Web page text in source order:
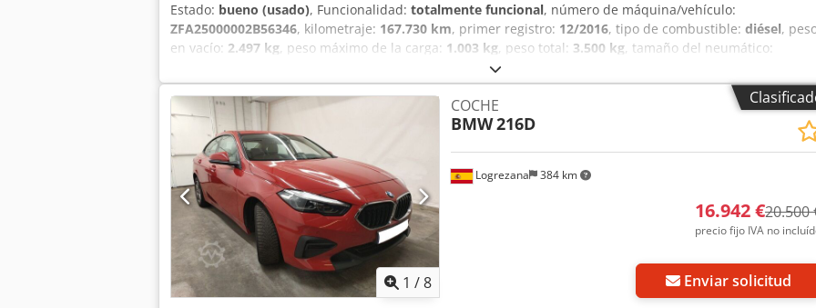
Estado: bueno (usado), Funcionalidad: totalmente funcional, número de máquina/vehículo:
ZFA25000002B56346, kilometraje: 167.730 km, primer registro: 12/2016, tipo de combustible: diésel,
en vacío: 2.497 kg, peso máximo de la carga: 1.003 kg, peso total: 3.500 kg, tamaño del neumático:
, distancia entre ejes:
energética:C, color:blanco, tipo de engranaje:mecánico, clase de emisión:Euro 6, amortiguación:acero
número de asientos:
, carga máxima por eje permitida (eje 1):
, carga máxima permitida por eje
(eje 2):2.000 kg , longitud del espacio de carga: 2.800 mm, anchura del espacio de carga:
altura del espacio de carga:
, *furgoneta frigorifica categoria FRC-X,
con equipo de frio Thermoking V-300 Cedjzk E Ewspfx Ag Tsha
1 /8
Logrezana 384 km
COCHE
BMW216D
16.942 €20.500
precio fijo IVA no
Enviar solicitud